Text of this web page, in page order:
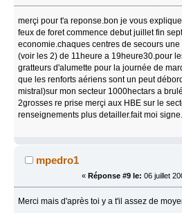
merçi pour t'a reponse.bon je vous
feux de foret commence debut juillet fin
economie.chaques centres de secours
(voir les 2) de 11heure a 19heure30.pour
gratteurs d'alumette pour la journée de
que les renforts aériens sont un peut
mistral)sur mon secteur 1000hectars a
2grosses re prise merçi aux HBE sur le
renseignements plus detailler.fait moi
mpedro1
« Réponse #9 le: 06 juillet
Merci mais d'après toi y a t'il assez de